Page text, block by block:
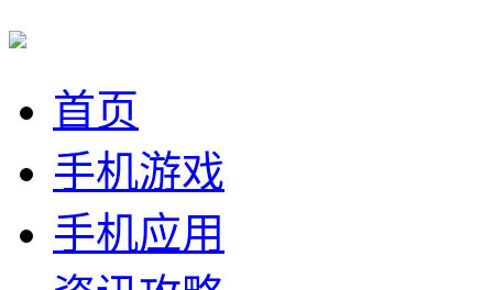
首页
手机游戏
手机应用